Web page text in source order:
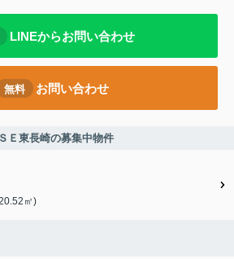
LINEからお問い合わせ
無料 お問い合わせ
東長崎の募集中物件
㎡)